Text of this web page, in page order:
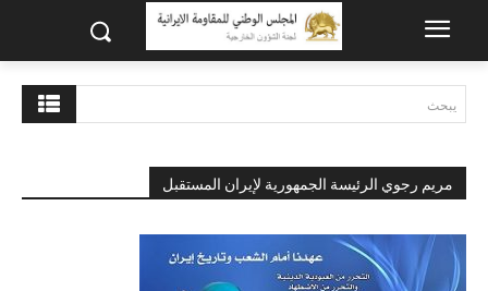
يبحث
مريم رجوي الرئيسة الجمهورية لإيران المستقبل